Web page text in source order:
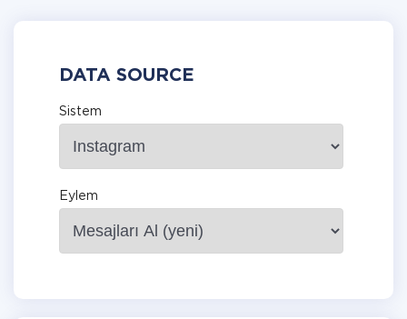
DATA SOURCE
Sistem
Eylem